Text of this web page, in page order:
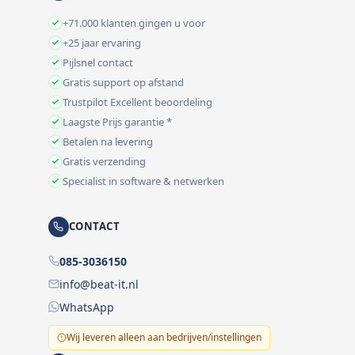
+71.000 klanten gingen u voor
+25 jaar ervaring
Pijlsnel contact
Gratis support op afstand
Trustpilot Excellent beoordeling
Laagste Prijs garantie *
Betalen na levering
Gratis verzending
Specialist in software & netwerken
CONTACT
085-3036150
info@beat-it.nl
WhatsApp
Wij leveren alleen aan bedrijven/instellingen